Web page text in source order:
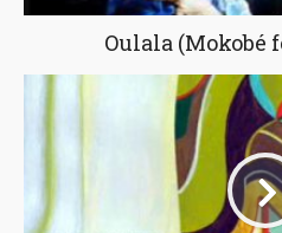
Oulala (Mokobé